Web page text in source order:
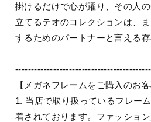
掛けるだけで心が躍り、その人
立てるテオのコレクションは、
するためのパートナーと言える存
【メガネフレームをご購入のお客
1. 当店で取り扱っているフレー
着されております。ファッショ